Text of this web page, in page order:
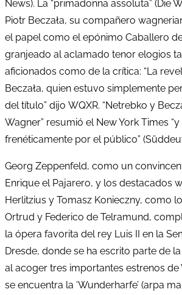
News). La “primadonna assoluta” (Die
Piotr Beczała, su compañero
el papel como el epónimo Caballero
granjeado al aclamado tenor elogios
aficionados como de la crítica: “La
Beczała, quien estuvo simplemente
del título” dijo WQXR. “Netrebko y
Wagner” resumió el New York Times
frenéticamente por el público”
Georg Zeppenfeld, como un
Enrique el Pajarero, y los destacados
Herlitzius y Tomasz Konieczny, como
Ortrud y Federico de Telramund,
la ópera favorita del rey Luis II en la
Dresde, donde se ha escrito parte de
al acoger tres importantes estrenos de
se encuentra la ‘Wunderharfe’ (arpa